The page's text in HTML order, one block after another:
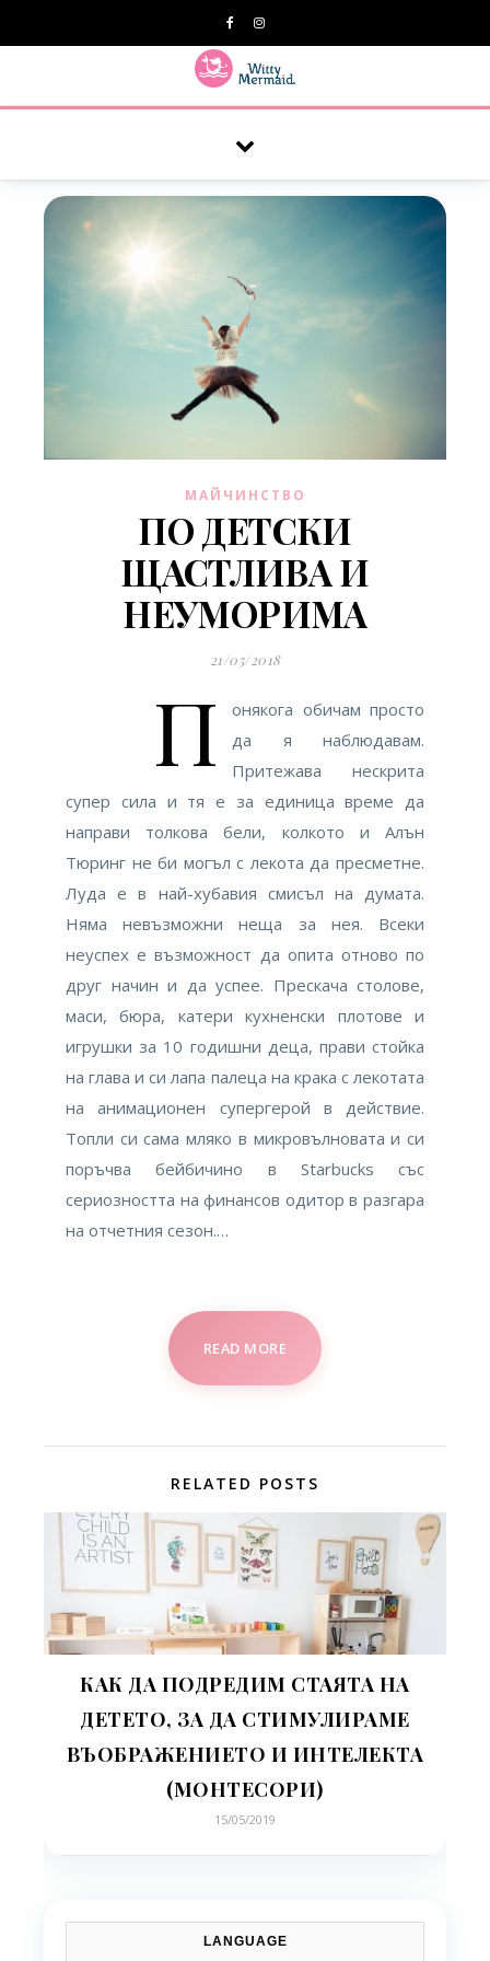
МАЙЧИНСТВО
ПО ДЕТСКИ
ЩАСТЛИВА И
НЕУМОРИМА
21/05/2018
П
онякога обичам просто
да я наблюдавам.
Притежава нескрита
супер сила и тя е за единица време да
направи толкова бели, колкото и Алън
Тюринг не би могъл с лекота да пресметне.
Луда е в най-хубавия смисъл на думата.
Няма невъзможни неща за нея. Всеки
неуспех е възможност да опита отново по
друг начин и да успее. Прескача столове,
маси, бюра, катери кухненски плотове и
игрушки за 10 годишни деца, прави стойка
на глава и си лапа палеца на крака с лекотата
на анимационен супергерой в действие.
Топли си сама мляко в микровълновата и си
поръчва бейбичино в Starbucks със
сериозността на финансов одитор в разгара
на отчетния сезон.…
READ MORE
RELATED POSTS
КАК ДА ПОДРЕДИМ СТАЯТА НА
ДЕТЕТО, ЗА ДА СТИМУЛИРАМЕ
ВЪОБРАЖЕНИЕТО И ИНТЕЛЕКТА
(МОНТЕСОРИ)
15/05/2019
LANGUAGE